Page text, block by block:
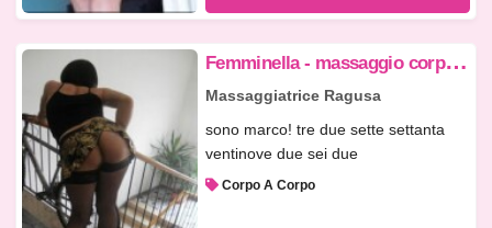
F
emminella - massaggio corpo a corpo
Massaggiatrice Ragusa
sono marco! tre due sette settanta
ventinove due sei due
Corpo A Corpo